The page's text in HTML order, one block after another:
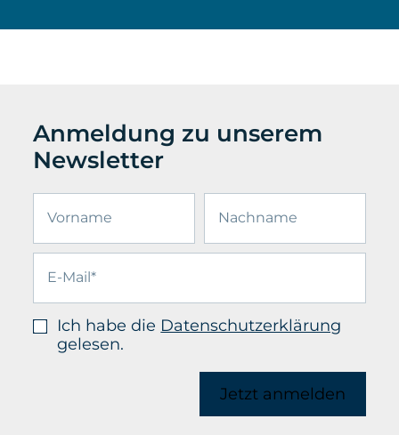
Anmeldung zu unserem
Newsletter
Ich habe die Datenschutzerklärung
gelesen.
Jetzt anmelden